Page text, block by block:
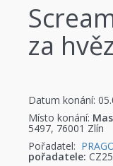
za
Datum konání:
Místo konání:
5497, 76001 Zlín
Pořadatel:
pořadatele: